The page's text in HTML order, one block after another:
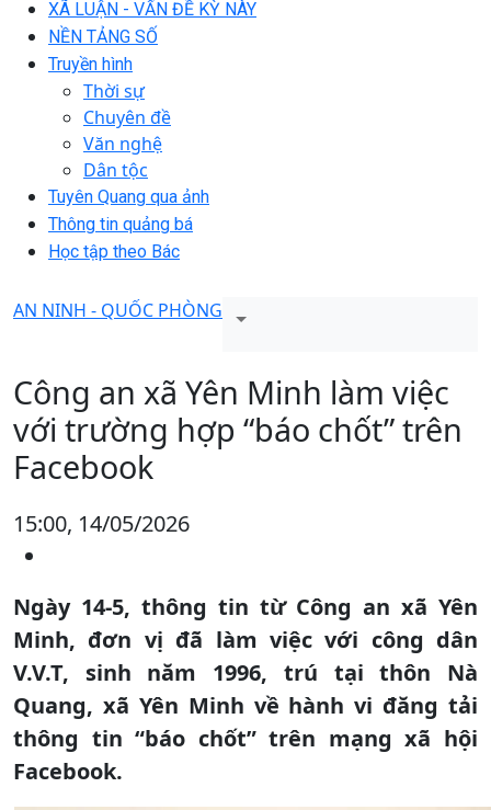
XÃ LUẬN - VẤN ĐỀ KỲ NÀY
NỀN TẢNG SỐ
Truyền hình
Thời sự
Chuyên đề
Văn nghệ
Dân tộc
Tuyên Quang qua ảnh
Thông tin quảng bá
Học tập theo Bác
AN NINH - QUỐC PHÒNG
Công an xã Yên Minh làm việc
với trường hợp “báo chốt” trên
Facebook
15:00, 14/05/2026
Ngày 14-5, thông tin từ Công an xã Yên
Minh, đơn vị đã làm việc với công dân
V.V.T, sinh năm 1996, trú tại thôn Nà
Quang, xã Yên Minh về hành vi đăng tải
thông tin “báo chốt” trên mạng xã hội
Facebook.